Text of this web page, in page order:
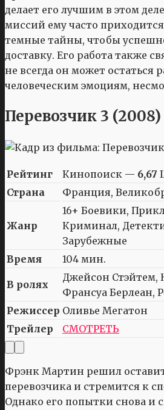
делает его лучшим в этом
миссий ему часто
темные тайны, чтобы
доставку. Его работа также
не всегда он может остаться
человеческим эмоциям,
Перевозчик 3 (2008)
Рейтинг Кинопоиск — 6,67
Страна
Франция,
Жанр
16+ Боевики,
Криминал,
Зарубежные
Время
104 мин.
В ролях
Джейсон Стэйтем,
Франсуа Берлеан,
Режиссер Оливье Мегатон
Трейлер
СМОТРЕТЬ
Фрэнк Мартин решил
перевозчика и стремится к
Однако его попытки снова и